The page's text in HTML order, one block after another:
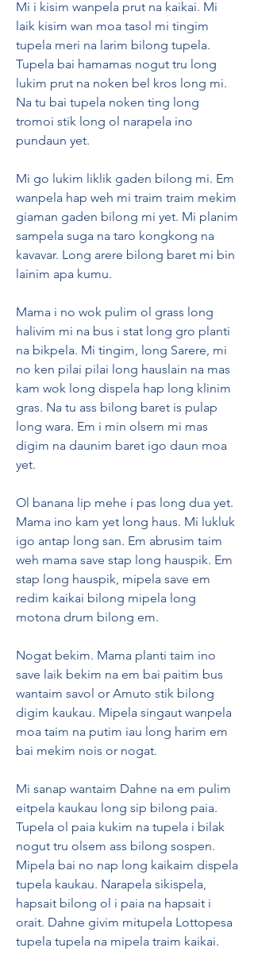
Mi i kisim wanpela prut na kaikai. Mi
laik kisim wan moa tasol mi tingim
tupela meri na larim bilong tupela.
Tupela bai hamamas nogut tru long
lukim prut na noken bel kros long mi.
Na tu bai tupela noken ting long
tromoi stik long ol narapela ino
pundaun yet.
Mi go lukim liklik gaden bilong mi. Em
wanpela hap weh mi traim traim mekim
giaman gaden bilong mi yet. Mi planim
sampela suga na taro kongkong na
kavavar. Long arere bilong baret mi bin
lainim apa kumu.
Mama i no wok pulim ol grass long
halivim mi na bus i stat long gro planti
na bikpela. Mi tingim, long Sarere, mi
no ken pilai pilai long hauslain na mas
kam wok long dispela hap long klinim
gras. Na tu ass bilong baret is pulap
long wara. Em i min olsem mi mas
digim na daunim baret igo daun moa
yet.
Ol banana lip mehe i pas long dua yet.
Mama ino kam yet long haus. Mi lukluk
igo antap long san. Em abrusim taim
weh mama save stap long hauspik. Em
stap long hauspik, mipela save em
redim kaikai bilong mipela long
motona drum bilong em.
Nogat bekim. Mama planti taim ino
save laik bekim na em bai paitim bus
wantaim savol or Amuto stik bilong
digim kaukau. Mipela singaut wanpela
moa taim na putim iau long harim em
bai mekim nois or nogat.
Mi sanap wantaim Dahne na em pulim
eitpela kaukau long sip bilong paia.
Tupela ol paia kukim na tupela i bilak
nogut tru olsem ass bilong sospen.
Mipela bai no nap long kaikaim dispela
tupela kaukau. Narapela sikispela,
hapsait bilong ol i paia na hapsait i
orait. Dahne givim mitupela Lottopesa
tupela tupela na mipela traim kaikai.